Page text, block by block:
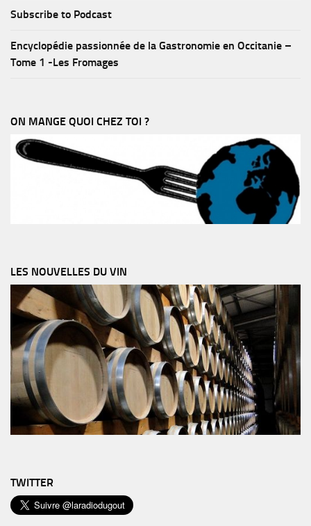
Subscribe to Podcast
Encyclopédie passionnée de la Gastronomie en Occitanie –
Tome 1 -Les Fromages
ON MANGE QUOI CHEZ TOI ?
LES NOUVELLES DU VIN
TWITTER